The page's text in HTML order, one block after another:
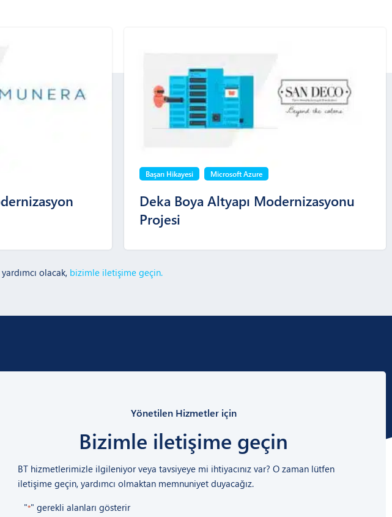
Başarı Hikayesi Microsoft Azure
Deka Boya Altyapı Modernizasyonu
Projesi
olacak, bizimle iletişime geçin.
Yönetilen Hizmetler için
Bizimle iletişime geçin
BT hizmetlerimizle ilgileniyor veya tavsiyeye mi ihtiyacınız var? O zaman lütfen
iletişime geçin, yardımcı olmaktan memnuniyet duyacağız.
"*" gerekli alanları gösterir